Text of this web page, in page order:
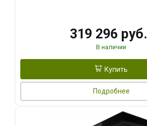
319 296 руб.
В наличии
Купить
Подробнее